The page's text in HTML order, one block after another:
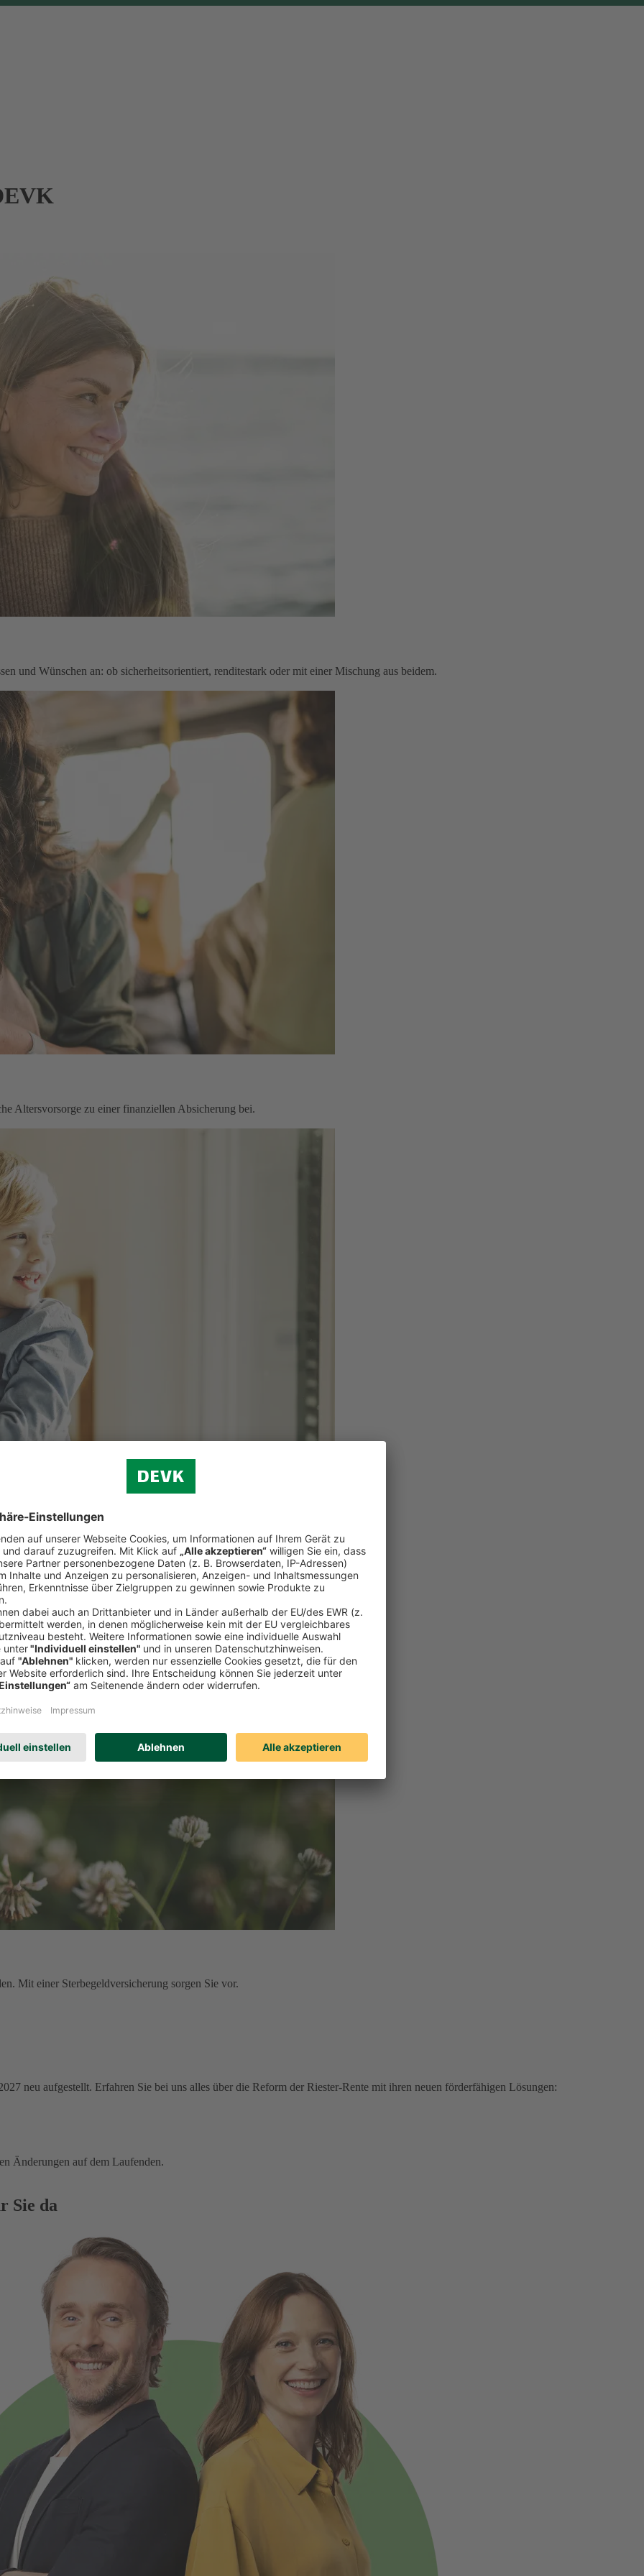
und Wünschen an: ob sicherheitsorientiert, renditestark oder mit einer Mischung aus beidem.
Altersvorsorge zu einer finanziellen Absicherung bei.
schützen Sie Ihre Lieben im Todesfall vor finanziellen Risiken.
Mit einer Sterbegeldversicherung sorgen Sie vor.
neu aufgestellt. Erfahren Sie bei uns alles über die Reform der Riester-Rente mit ihren neuen förderfähigen Lösungen:
Änderungen auf dem Laufenden.
Sie da